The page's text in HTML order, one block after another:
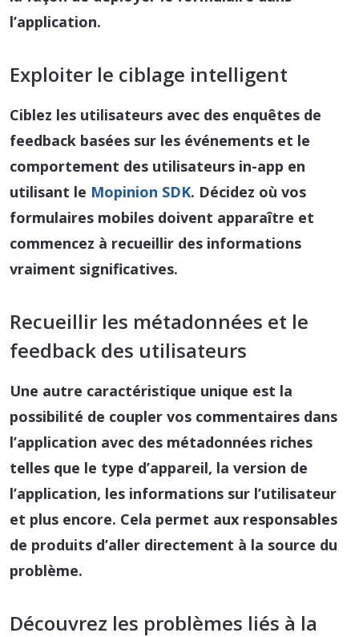
l’application.
Exploiter le ciblage intelligent
Ciblez les utilisateurs avec des enquêtes de
feedback basées sur les événements et le
comportement des utilisateurs in-app en
utilisant le Mopinion SDK. Décidez où vos
formulaires mobiles doivent apparaître et
commencez à recueillir des informations
vraiment significatives.
Recueillir les métadonnées et le
feedback des utilisateurs
Une autre caractéristique unique est la
possibilité de coupler vos commentaires dans
l’application avec des métadonnées riches
telles que le type d’appareil, la version de
l’application, les informations sur l’utilisateur
et plus encore. Cela permet aux responsables
de produits d’aller directement à la source du
problème.
Découvrez les problèmes liés à la